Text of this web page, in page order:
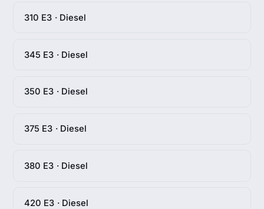
310 E3 · Diesel
345 E3 · Diesel
350 E3 · Diesel
375 E3 · Diesel
380 E3 · Diesel
420 E3 · Diesel